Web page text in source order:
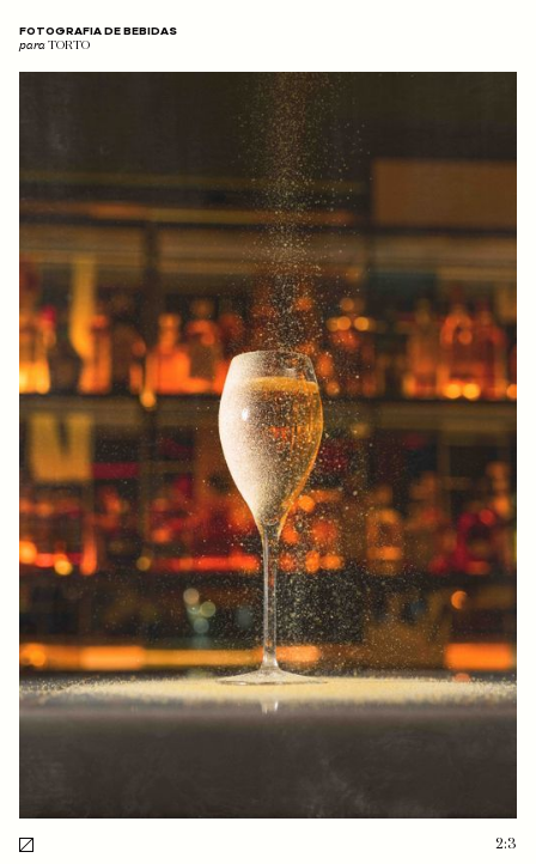
FOTOGRAFIA DE BEBIDAS
para TORTO
2:3